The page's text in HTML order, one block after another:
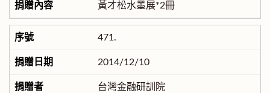
黃才松水墨展*2冊
471.
2014/12/10
台灣金融研訓院